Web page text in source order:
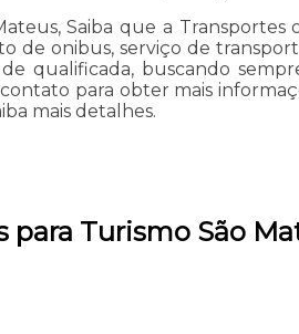
Saiba que a
onibus, serviço de
qualificada, buscando
para obter mais
mais detalhes.
para Turismo São